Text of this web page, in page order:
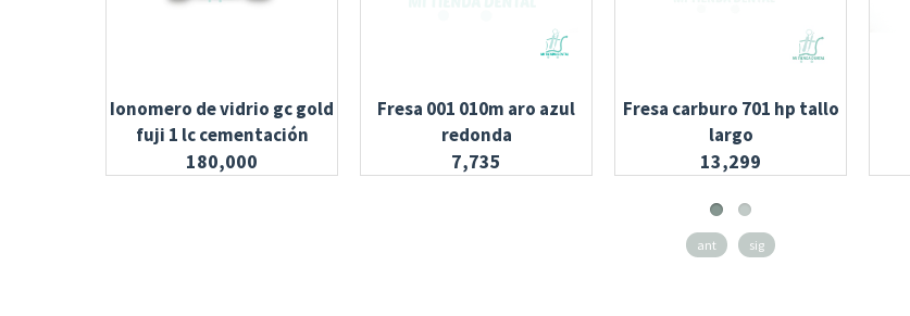
Ionomero de vidrio gc gold
fuji 1 lc cementación
180,000
Fresa 001 010m aro azul
redonda
7,735
Fresa carburo 701 hp tallo
largo
13,299
ant sig